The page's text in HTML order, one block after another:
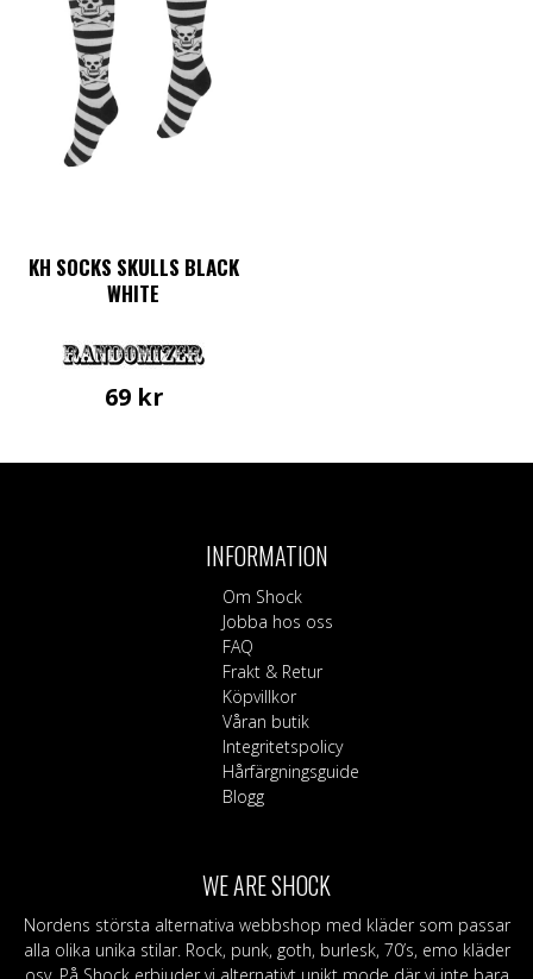
KH SOCKS SKULLS BLACK
WHITE
69 kr
INFORMATION
Om Shock
Jobba hos oss
FAQ
Frakt & Retur
Köpvillkor
Våran butik
Integritetspolicy
Hårfärgningsguide
Blogg
WE ARE SHOCK
Nordens största alternativa webbshop med kläder som passar
alla olika unika stilar. Rock, punk, goth, burlesk, 70’s, emo kläder